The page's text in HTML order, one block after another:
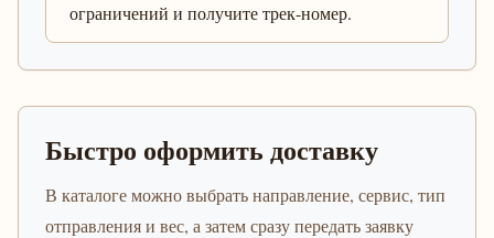
ограничений и получите трек-номер.
Быстро оформить доставку
В каталоге можно выбрать направление, сервис, тип
отправления и вес, а затем сразу передать заявку